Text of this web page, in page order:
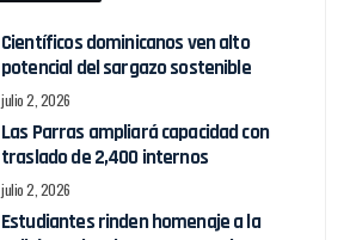
Científicos dominicanos ven alto
potencial del sargazo sostenible
julio 2, 2026
Las Parras ampliará capacidad con
traslado de 2,400 internos
julio 2, 2026
Estudiantes rinden homenaje a la